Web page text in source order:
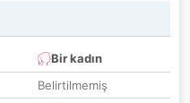
Bir kadın
Belirtilmemiş